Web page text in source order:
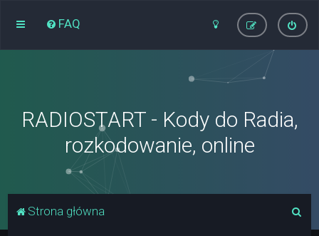
FAQ
RADIOSTART - Kody do Radia,
rozkodowanie, online
Strona główna